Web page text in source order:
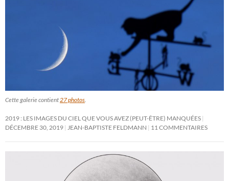
Cette galerie contient27 photos.
2019 : LES IMAGES DU CIEL QUE VOUS AVEZ (PEUT-ÊTRE) MANQUÉES
DÉCEMBRE 30, 2019 JEAN-BAPTISTE FELDMANN 11 COMMENTAIRES